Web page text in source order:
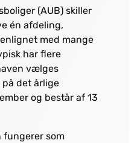
(AUB) skiller
én afdeling,
med mange
har flere
vælges
det årlige
og består af 13
fungerer som